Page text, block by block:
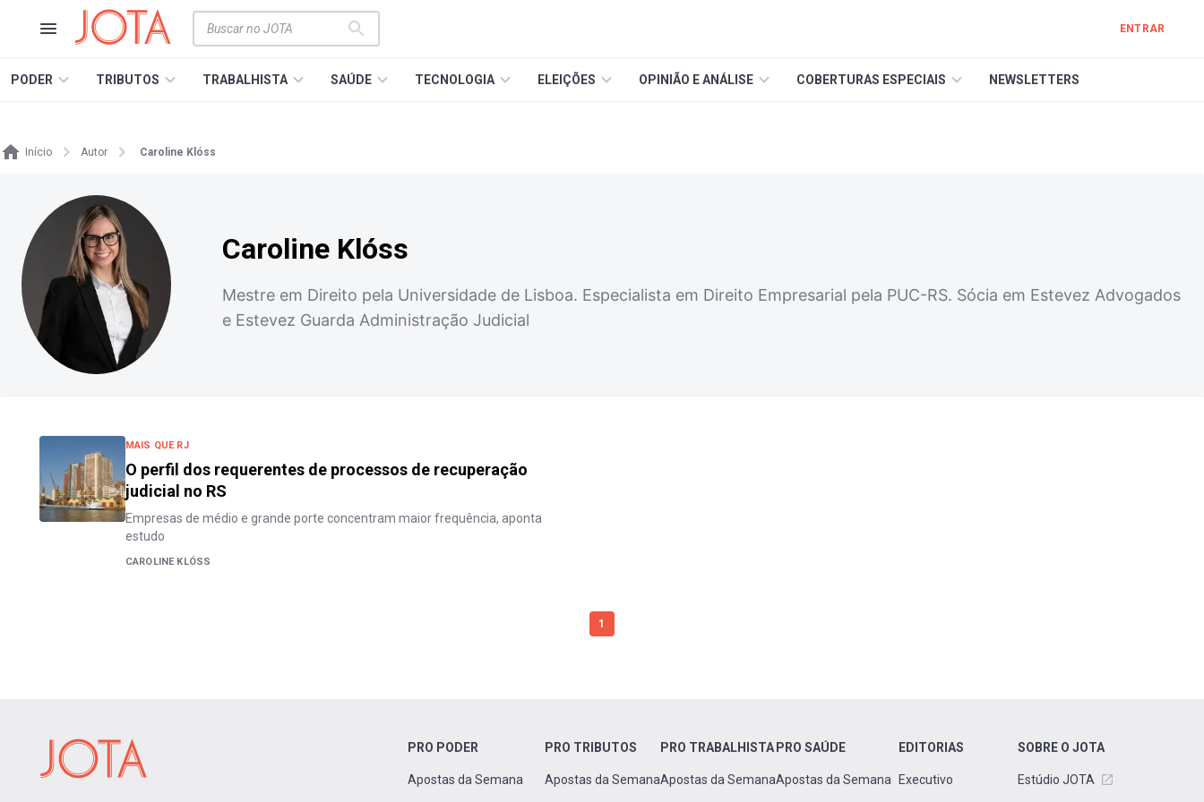
ENTRAR
PODER TRIBUTOS TRABALHISTA SAÚDE TECNOLOGIA ELEIÇÕES OPINIÃO E ANÁLISE COBERTURAS ESPECIAIS NEWSLETTERS
Início Autor Caroline Klóss
Caroline Klóss
Mestre em Direito pela Universidade de Lisboa. Especialista em Direito Empresarial pela PUC-RS. Sócia em Estevez Advogados
e Estevez Guarda Administração Judicial
MAIS QUE RJ
O perfil dos requerentes de processos de recuperação
judicial no RS
Empresas de médio e grande porte concentram maior frequência, aponta
estudo
CAROLINE KLÓSS
1
PRO PODER
Apostas da Semana
PRO TRIBUTOS
Apostas da Semana
PRO TRABALHISTA
Apostas da Semana
PRO SAÚDE
Apostas da Semana
EDITORIAS
Executivo
SOBRE O JOTA
Estúdio JOTA